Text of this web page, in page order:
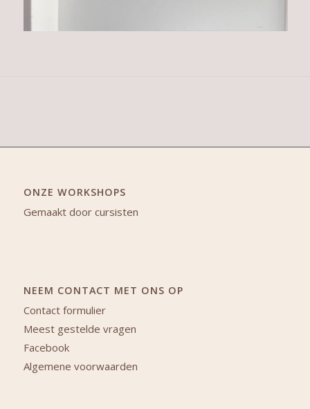
ONZE WORKSHOPS
Gemaakt door cursisten
NEEM CONTACT MET ONS OP
Contact formulier
Meest gestelde vragen
Facebook
Algemene voorwaarden